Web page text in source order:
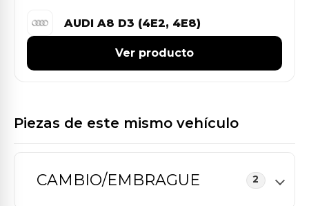
AUDI A8 D3 (4E2, 4E8)
Ver producto
Piezas de este mismo vehículo
CAMBIO/EMBRAGUE 2